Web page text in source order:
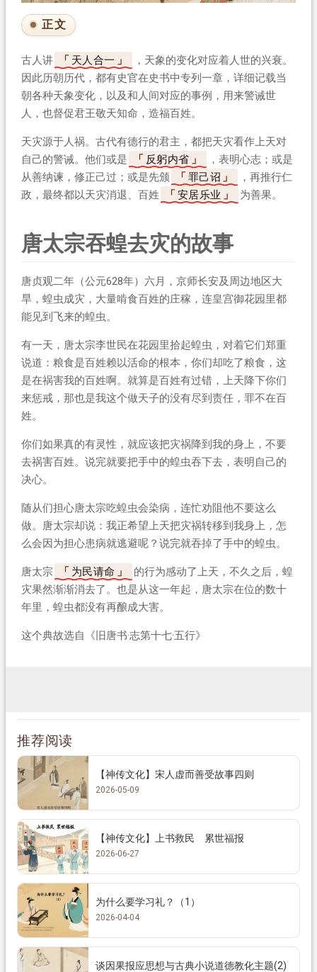
正文
古人讲 天人合一
，天象的变化对应着人世的兴衰。
因此历朝历代，都有史官在史书中专列一章，详细记载当
朝各种天象变化，以及和人间对应的事例，用来警诫世
人，也督促君王敬天知命，造福百姓。
天灾源于人祸。古代有德行的君主，都把天灾看作上天对
自己的警诫。他们或是
反躬内省
，表明心志；或是
从善纳谏，修正己过；或是先颁
罪己诏
，再推行仁
政，最终都以天灾消退、百姓
安居乐业 为善果。
唐太宗吞蝗去灾的故事
唐贞观二年（公元628年）六月，京师长安及周边地区大
旱，蝗虫成灾，大量啃食百姓的庄稼，连皇宫御花园里都
能见到飞来的蝗虫。
有一天，唐太宗李世民在花园里拾起蝗虫，对着它们郑重
说道：粮食是百姓赖以活命的根本，你们却吃了粮食，这
是在祸害我的百姓啊。就算是百姓有过错，上天降下你们
来惩戒，那也是我这个做天子的没有尽到责任，罪不在百
姓。
你们如果真的有灵性，就应该把灾祸降到我的身上，不要
去祸害百姓。说完就要把手中的蝗虫吞下去，表明自己的
决心。
随从们担心唐太宗吃蝗虫会染病，连忙劝阻他不要这么
做。唐太宗却说：我正希望上天把灾祸转移到我身上，怎
么会因为担心患病就逃避呢？说完就吞掉了手中的蝗虫。
唐太宗 为民请命
的行为感动了上天，不久之后，蝗
灾果然渐渐消去了。也是从这一年起，唐太宗在位的数十
年里，蝗虫都没有再酿成大害。
这个典故选自《旧唐书·志第十七·五行》
推荐阅读
【神传文化】宋人虚而善受故事四则
2026-05-09
【神传文化】上书救民 累世福报
2026-06-27
为什么要学习礼？（1）
2026-04-04
谈因果报应思想与古典小说道德教化主题(2)